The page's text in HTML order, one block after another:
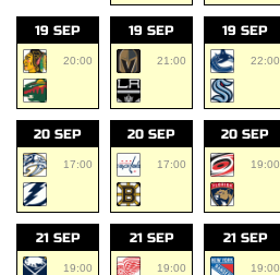
19 SEP
20:00
19 SEP
21:00
19 SEP
22:00
20 SEP
17:00
20 SEP
17:00
20 SEP
19:00
21 SEP
19:00
21 SEP
19:00
21 SEP
19:00